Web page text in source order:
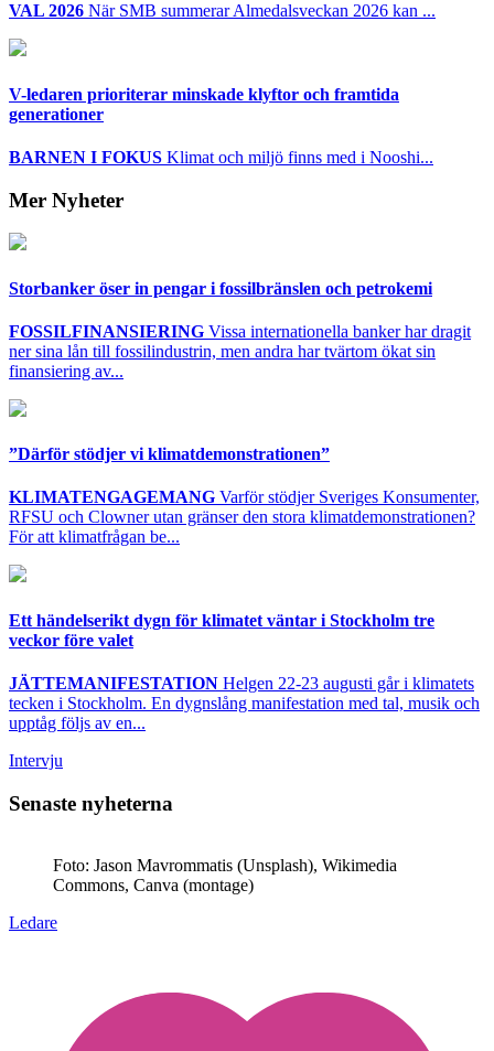
VAL 2026 När SMB summerar Almedalsveckan 2026 kan ...
V-ledaren prioriterar minskade klyftor och framtida
generationer
BARNEN I FOKUS Klimat och miljö finns med i Nooshi...
Mer Nyheter
Storbanker öser in pengar i fossilbränslen och petrokemi
FOSSILFINANSIERING Vissa internationella banker har dragit
ner sina lån till fossilindustrin, men andra har tvärtom ökat sin
finansiering av...
”Därför stödjer vi klimatdemonstrationen”
KLIMATENGAGEMANG Varför stödjer Sveriges Konsumenter,
RFSU och Clowner utan gränser den stora klimatdemonstrationen?
För att klimatfrågan be...
Ett händelserikt dygn för klimatet väntar i Stockholm tre
veckor före valet
JÄTTEMANIFESTATION Helgen 22-23 augusti går i klimatets
tecken i Stockholm. En dygnslång manifestation med tal, musik och
upptåg följs av en...
Intervju
Senaste nyheterna
Foto: Jason Mavrommatis (Unsplash), Wikimedia
Commons, Canva (montage)
Ledare